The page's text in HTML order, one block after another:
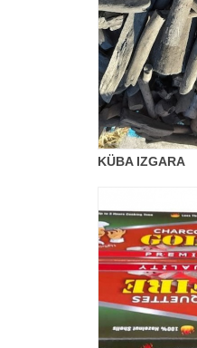
KÜBA IZGARA